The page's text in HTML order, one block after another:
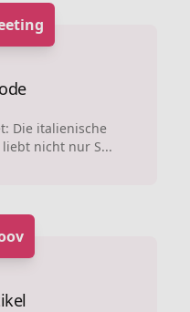
Die italienische
nicht nur S...